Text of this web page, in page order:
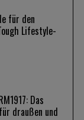
für den
Lifestyle-
Das
draußen und